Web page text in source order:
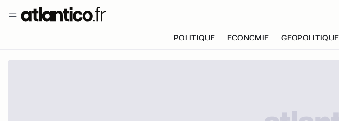
POLITIQUE ECONOMIE GEOPOLITIQUE